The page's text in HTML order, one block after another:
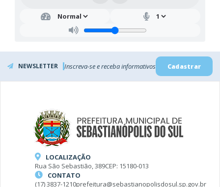
NEWSLETTER Inscreva-se e receba informativos Cadastrar
LOCALIZAÇÃO
Rua São Sebastião, 389CEP: 15180-013
CONTATO
(17) 3837-1210prefeitura@sebastianopolisdosul.sp.gov.br